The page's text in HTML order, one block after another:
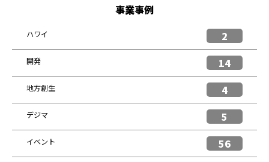
事業事例
ハワイ 2
開発 14
地方創生 4
デジマ 5
イベント 56